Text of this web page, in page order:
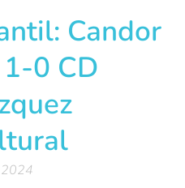
Candor
1-0 CD